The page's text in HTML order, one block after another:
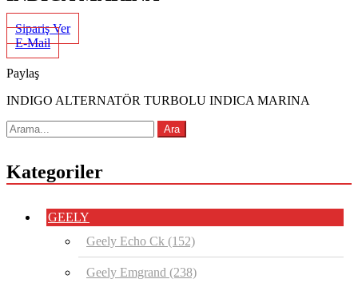
Sipariş Ver
E-Mail
Paylaş
INDIGO ALTERNATÖR TURBOLU INDICA MARINA
Kategoriler
GEELY
Geely Echo Ck (152)
Geely Emgrand (238)